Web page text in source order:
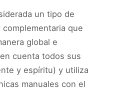
un tipo de
que
global e
cuenta todos sus
y espíritu) y utiliza
manuales con el